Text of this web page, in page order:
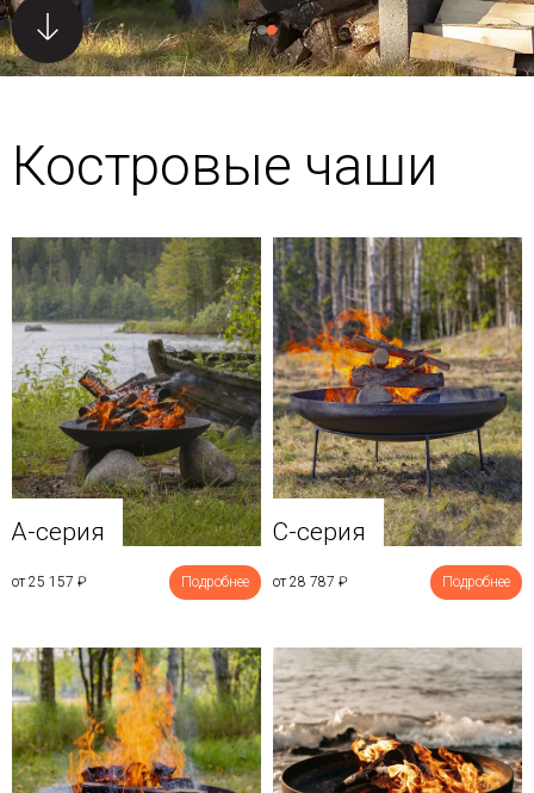
Костровые чаши
A-серия
от 25 157 ₽ Подробнее
C-серия
от 28 787 ₽ Подробнее